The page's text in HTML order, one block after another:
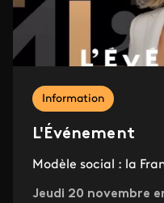
Information
L'Événement
Modèle social : la
Jeudi 20 novembre